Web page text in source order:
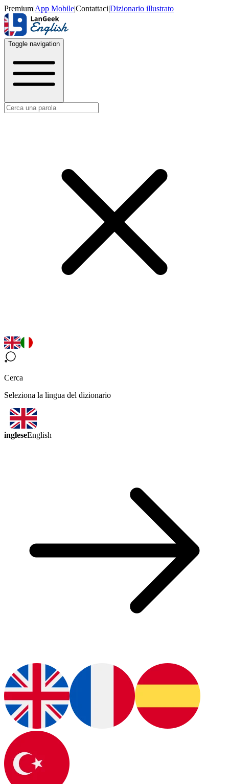
Premium|App Mobile|Contattaci|Dizionario illustrato
Toggle navigation
Cerca
Seleziona la lingua del dizionario
ingleseEnglish